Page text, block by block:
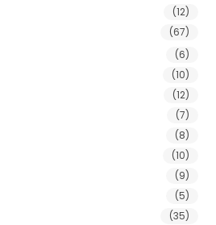
(12)
(67)
(6)
(10)
(12)
(7)
(8)
(10)
(9)
(5)
(35)